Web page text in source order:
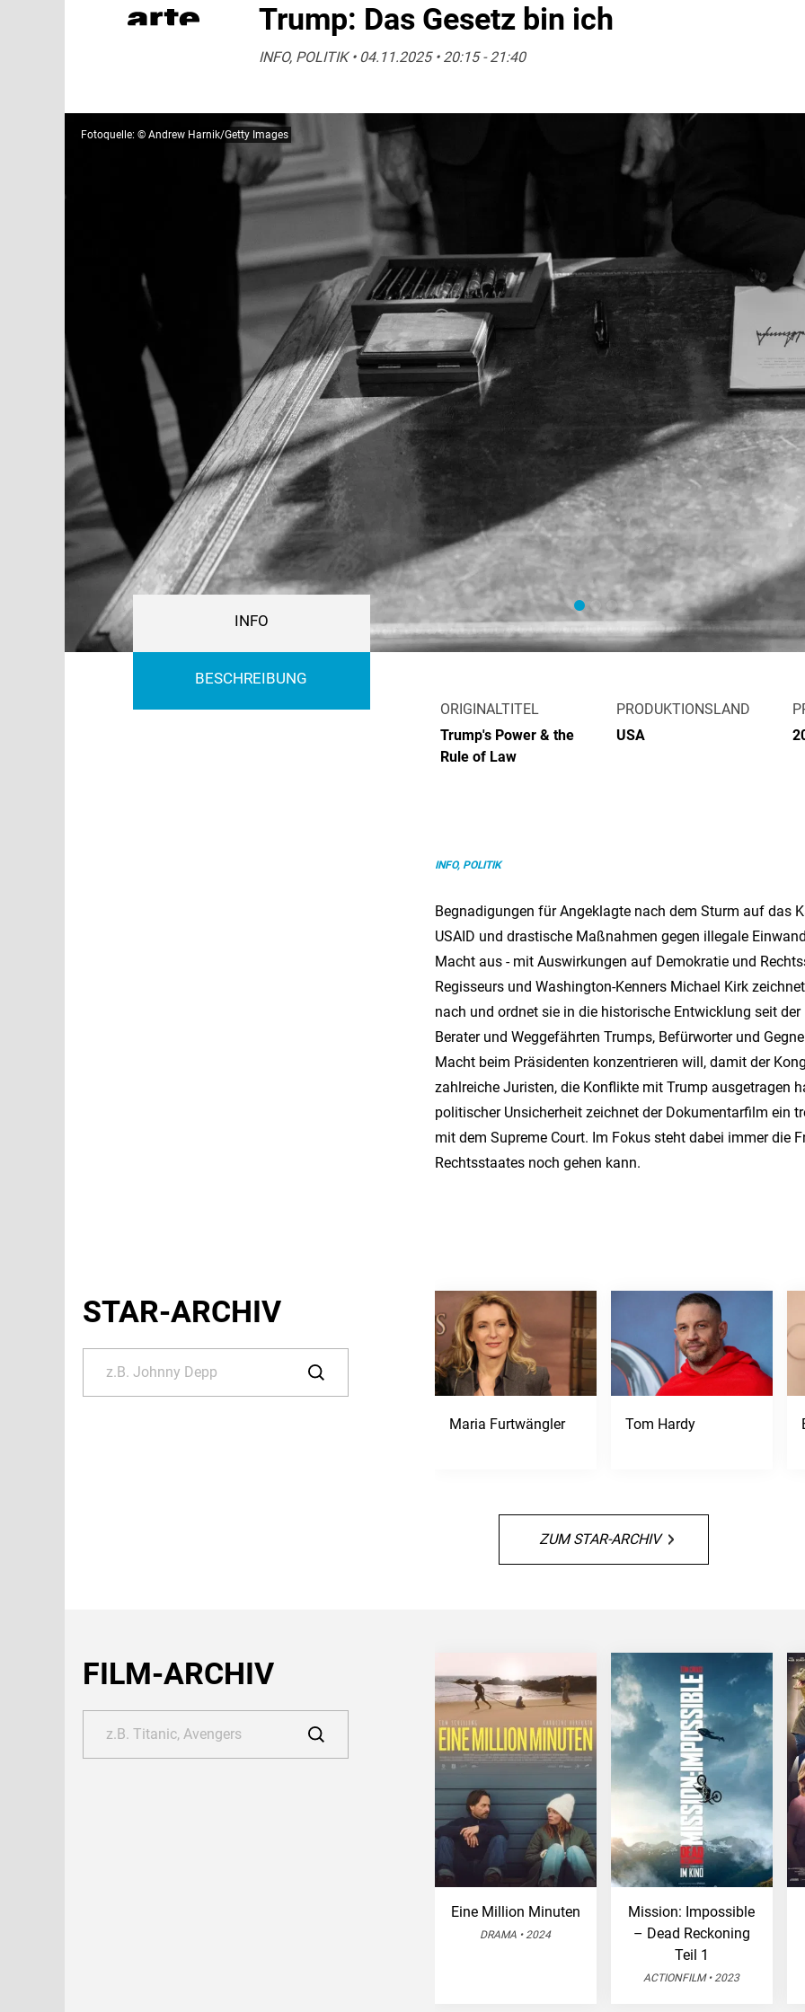
Trump: Das Gesetz bin ich
INFO, POLITIK • 04.11.2025 • 20:15 - 21:40
Fotoquelle: © Andrew Harnik/Getty Images
INFO
BESCHREIBUNG
ORIGINALTITEL
Trump's Power & the
Rule of Law
PRODUKTIONSLAND
USA
INFO, POLITIK
Begnadigungen für Angeklagte nach dem Sturm auf das
USAID und drastische Maßnahmen gegen illegale
Macht aus - mit Auswirkungen auf Demokratie und
Regisseurs und Washington-Kenners Michael Kirk
nach und ordnet sie in die historische Entwicklung seit
Berater und Weggefährten Trumps, Befürworter und
Macht beim Präsidenten konzentrieren will, damit der
zahlreiche Juristen, die Konflikte mit Trump ausgetragen
politischer Unsicherheit zeichnet der Dokumentarfilm ein
mit dem Supreme Court. Im Fokus steht dabei immer die
Rechtsstaates noch gehen kann.
STAR-ARCHIV
Maria Furtwängler Tom Hardy
ZUM STAR-ARCHIV
FILM-ARCHIV
Eine Million Minuten
DRAMA • 2024
Mission: Impossible
– Dead Reckoning
Teil 1
ACTIONFILM • 2023